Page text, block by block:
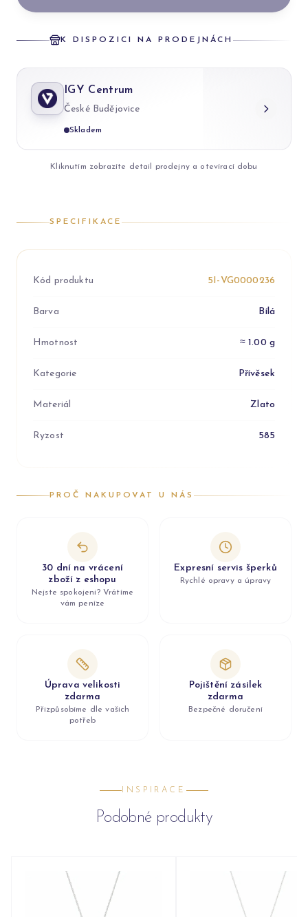
K DISPOZICI NA PRODEJNÁCH
IGY Centrum
České Budějovice
Skladem
Kliknutím zobrazíte detail prodejny a otevírací dobu
SPECIFIKACE
Kód produktu 5I-VG0000236
Barva Bílá
Hmotnost ≈ 1.00 g
Kategorie Přívěsek
Materiál Zlato
Ryzost 585
PROČ NAKUPOVAT U NÁS
30 dní na vrácení
zboží z eshopu
Nejste spokojeni? Vrátíme
vám peníze
Expresní servis šperků
Rychlé opravy a úpravy
Úprava velikosti
zdarma
Přizpůsobíme dle vašich
potřeb
Pojištění zásilek
zdarma
Bezpečné doručení
INSPIRACE
Podobné produkty